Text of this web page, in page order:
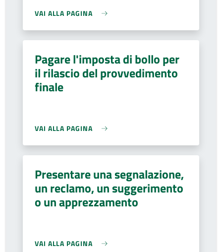
VAI ALLA PAGINA
Pagare l'imposta di bollo per
il rilascio del provvedimento
finale
VAI ALLA PAGINA
Presentare una segnalazione,
un reclamo, un suggerimento
o un apprezzamento
VAI ALLA PAGINA